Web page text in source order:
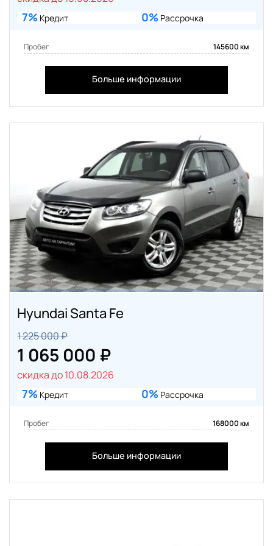
7% Кредит 0% Рассрочка
Пробег 145600 км
Больше информации
Hyundai Santa Fe
1 225 000 ₽
1 065 000 ₽
скидка до 10.08.2026
7% Кредит 0% Рассрочка
Пробег 168000 км
Больше информации